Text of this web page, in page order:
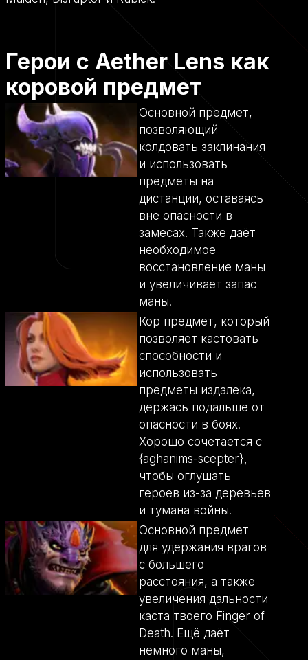
Герои с Aether Lens как
коровой предмет
Основной предмет,
позволяющий
колдовать заклинания
и использовать
предметы на
дистанции, оставаясь
вне опасности в
замесах. Также даёт
необходимое
восстановление маны
и увеличивает запас
маны.
Кор предмет, который
позволяет кастовать
способности и
использовать
предметы издалека,
держась подальше от
опасности в боях.
Хорошо сочетается с
{aghanims-scepter},
чтобы оглушать
героев из-за деревьев
и тумана войны.
Основной предмет
для удержания врагов
с большего
расстояния, а также
увеличения дальности
каста твоего Finger of
Death. Ещё даёт
немного маны,